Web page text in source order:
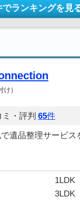
でランキングを見
）
ミ・評判 65件
遺品整理サービス
1LDK
3LDK